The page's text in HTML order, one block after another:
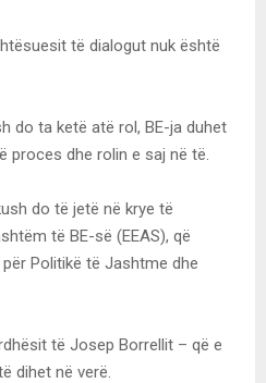
të dialogut nuk është
do ta ketë atë rol, BE-ja duhet
proces dhe rolin e saj në të.
do të jetë në krye të
të BE-së (EEAS), që
Politikë të Jashtme dhe
të Josep Borrellit – që e
dihet në verë.